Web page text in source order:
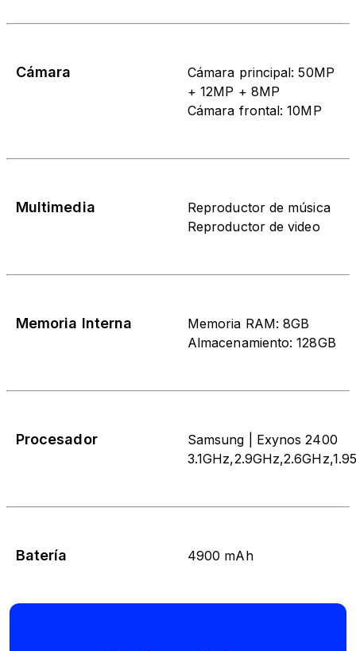
Cámara
Cámara principal: 50MP
+ 12MP + 8MP
Cámara frontal: 10MP
Multimedia
Reproductor de música
Reproductor de video
Memoria Interna
Memoria RAM: 8GB
Almacenamiento: 128GB
Procesador
Samsung | Exynos 2400
Batería 4900 mAh